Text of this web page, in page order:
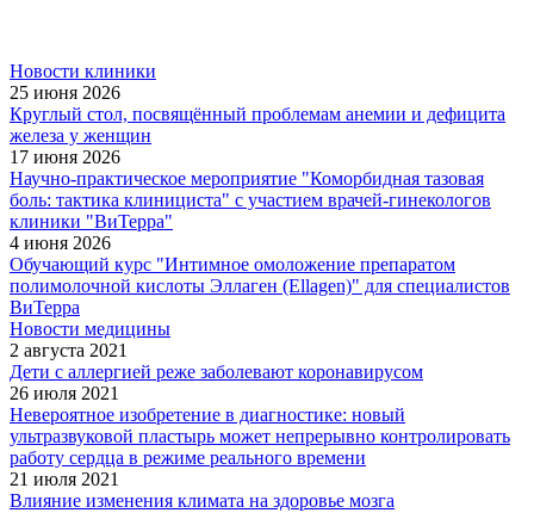
Новости клиники
25 июня 2026
Круглый стол, посвящённый проблемам анемии и дефицита
железа у женщин
17 июня 2026
Научно-практическое мероприятие "Коморбидная тазовая
боль: тактика клинициста" с участием врачей-гинекологов
клиники "ВиТерра"
4 июня 2026
Обучающий курс "Интимное омоложение препаратом
полимолочной кислоты Эллаген (Ellagen)" для специалистов
ВиТерра
Новости медицины
2 августа 2021
Дети с аллергией реже заболевают коронавирусом
26 июля 2021
Невероятное изобретение в диагностике: новый
ультразвуковой пластырь может непрерывно контролировать
работу сердца в режиме реального времени
21 июля 2021
Влияние изменения климата на здоровье мозга